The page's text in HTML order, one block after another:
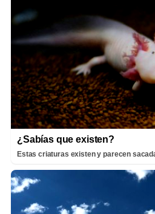
¿Sabías que existen?
Estas criaturas existen y parecen